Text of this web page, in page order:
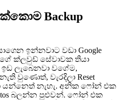
Backup
ඉන්නවාට වඩා Google
වගේ ක්ලවුඩ් සේවාවක තියා
ලැබෙනවා වගේම,
වුණොත්, වැරදිලා Reset
යන්නෙත් නැහැ. අනික ෆෝන් එක
බලන්න පුළුවන්. ෆෝන් එක